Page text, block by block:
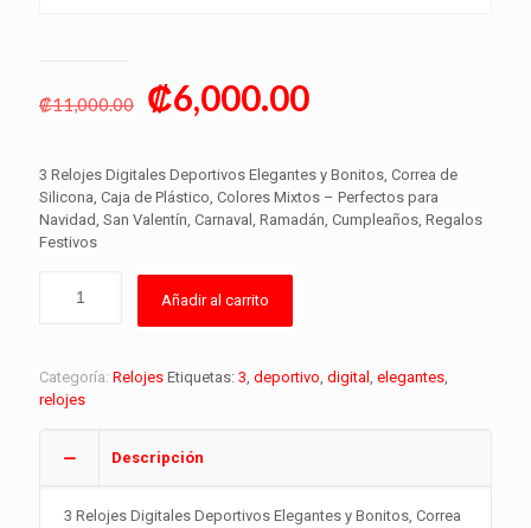
₡11,000.00
Original
was:
₡11,000.00.
₡6,000.00Current
is:
₡6,000.00.
3 Relojes Digitales Deportivos Elegantes y Bonitos, Correa de
Silicona, Caja de Plástico, Colores Mixtos – Perfectos para
Navidad, San Valentín, Carnaval, Ramadán, Cumpleaños, Regalos
Festivos
Añadir al carrito
Categoría: Relojes Etiquetas: 3, deportivo, digital , elegantes,
relojes
Descripción
3 Relojes Digitales Deportivos Elegantes y Bonitos, Correa